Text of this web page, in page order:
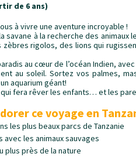
de 6 ans)
à vivre une aventure incroyable !
savane à la recherche des
rigolos, des lions qui
au cœur de l’océan Indien,
au soleil. Sortez vos palmes,
aquarium géant!
fera rêver les enfants… et les
ce voyage en
les plus beaux parcs de Tanzanie
les animaux sauvages
plus près de la nature